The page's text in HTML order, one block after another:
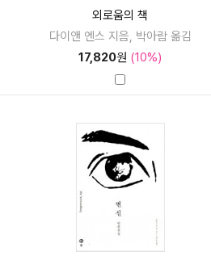
외로움의 책
다이앤 엔스 지음, 박아람 옮김
17,820원 (10%)